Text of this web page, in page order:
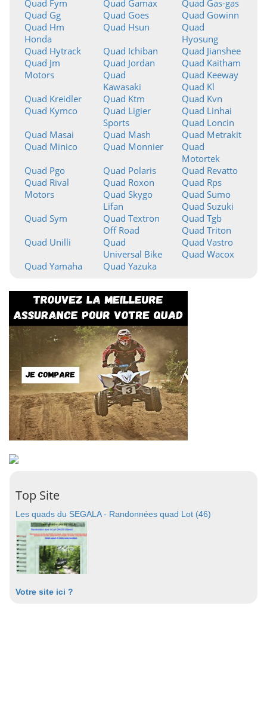
Quad Fym Quad Gamax
Quad Gas-gas
Quad Gg
Quad Goes
Quad Gowinn
Quad Hm
Honda
Quad Hsun
Quad
Hyosung
Quad Hytrack
Quad Ichiban
Quad Jianshee
Quad Jm
Motors
Quad Jordan
Quad Kaitham
Quad
Kawasaki
Quad Keeway
Quad Kl
Quad Kreidler
Quad Ktm
Quad Kvn
Quad Kymco
Quad Ligier
Sports
Quad Linhai
Quad Loncin
Quad Masai
Quad Mash
Quad Metrakit
Quad Minico
Quad Monnier
Quad
Motortek
Quad Pgo
Quad Polaris
Quad Revatto
Quad Rival
Motors
Quad Roxon
Quad Rps
Quad Skygo
Lifan
Quad Sumo
Quad Suzuki
Quad Sym
Quad Textron
Off Road
Quad Tgb
Quad Triton
Quad Unilli
Quad
Universal Bike
Quad Vastro
Quad Wacox
Quad Yamaha
Quad Yazuka
Top Site
Les quads du SEGALA - Randonnées quad Lot (46)
Votre site ici ?